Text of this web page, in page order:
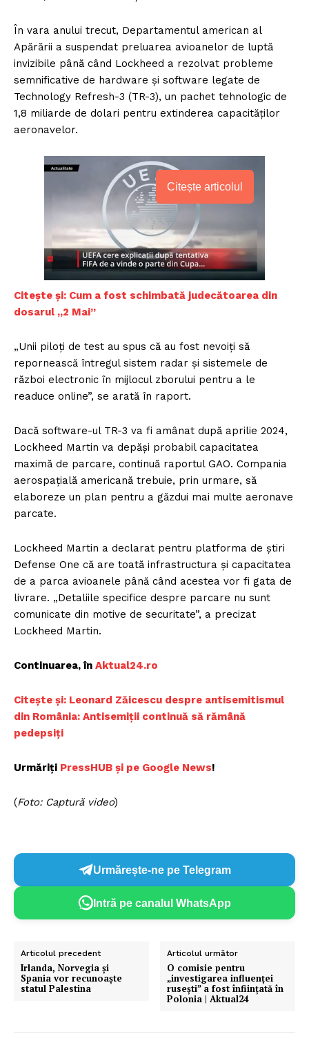
În vara anului trecut, Departamentul american al
Apărării a suspendat preluarea avioanelor de luptă
invizibile până când Lockheed a rezolvat probleme
semnificative de hardware și software legate de
Technology Refresh-3 (TR-3), un pachet tehnologic de
1,8 miliarde de dolari pentru extinderea capacităților
aeronavelor.
Citește articolul
Citește și: Cum a fost schimbată judecătoarea din
dosarul „2 Mai”
„Unii piloți de test au spus că au fost nevoiți să
repornească întregul sistem radar și sistemele de
război electronic în mijlocul zborului pentru a le
readuce online”, se arată în raport.
Dacă software-ul TR-3 va fi amânat după aprilie 2024,
Lockheed Martin va depăși probabil capacitatea
maximă de parcare, continuă raportul GAO. Compania
aerospațială americană trebuie, prin urmare, să
elaboreze un plan pentru a găzdui mai multe aeronave
parcate.
Lockheed Martin a declarat pentru platforma de știri
Defense One că are toată infrastructura și capacitatea
de a parca avioanele până când acestea vor fi gata de
livrare. „Detaliile specifice despre parcare nu sunt
comunicate din motive de securitate”, a precizat
Lockheed Martin.
Continuarea, în Aktual24.ro
Citește și: Leonard Zăicescu despre antisemitismul
din România: Antisemiții continuă să rămână
pedepsiți
Urmăriți PressHUB și pe Google News!
(Foto: Captură video)
Urmărește-ne pe Telegram
Intră pe canalul WhatsApp
Articolul precedent
Irlanda, Norvegia și
Spania vor recunoaște
statul Palestina
Articolul următor
O comisie pentru
„investigarea influenței
rusești” a fost înființată în
Polonia | Aktual24